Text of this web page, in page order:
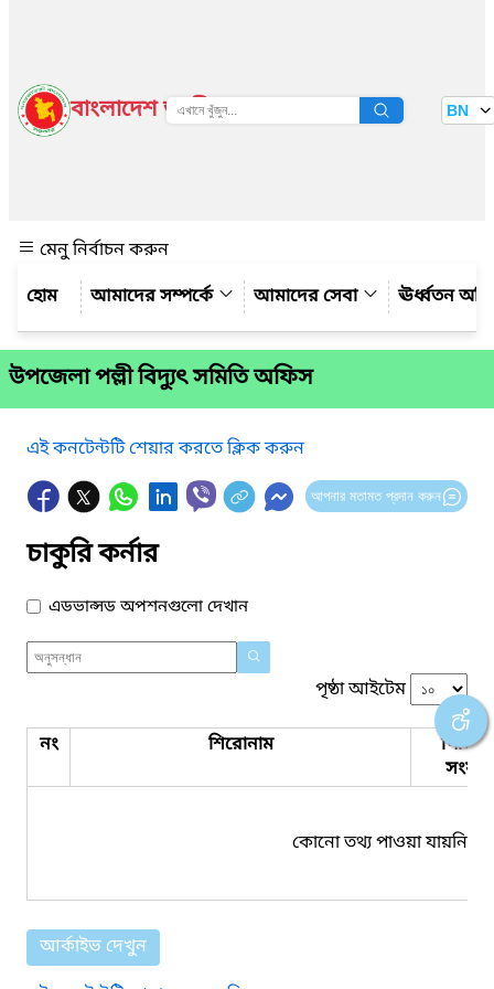
বাংলাদেশ জাতীয় তথ্য বাতায়ন BN
মেনু নির্বাচন করুন
আমাদের সম্পর্কে
আমাদের সেবা ঊর্ধ্বতন
উপজেলা পল্লী বিদ্যুৎ সমিতি অফিস
এই কনটেন্টটি শেয়ার করতে ক্লিক করুন
আপনার মতামত প্রদান করুন
চাকুরি কর্নার
এডভান্সড অপশনগুলো দেখান
পৃষ্ঠা আইটেম
নং শিরোনাম
কোনো তথ্য পাওয়া যায়নি।
আর্কাইভ দেখুন